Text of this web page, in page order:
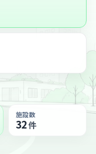
施設数
32件